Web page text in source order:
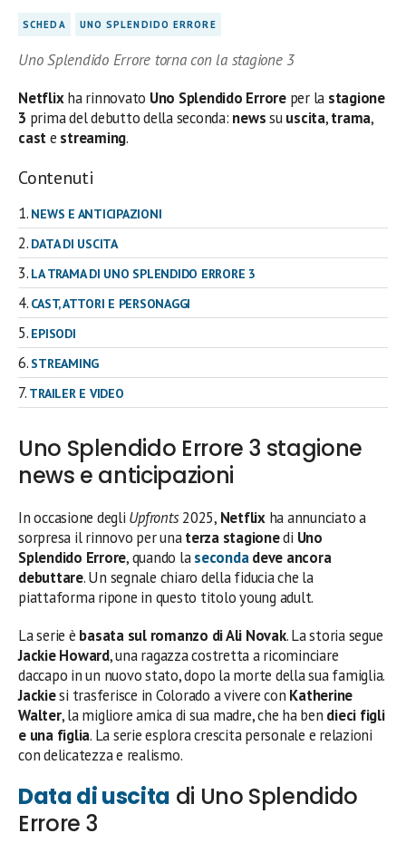
SCHEDA UNO SPLENDIDO ERRORE
Uno Splendido Errore torna con la stagione 3
Netflixha rinnovato Uno Splendido Erroreper la stagione
3 prima del debutto della seconda: newssuuscita,trama,
caste streaming.
Contenuti
NEWS E ANTICIPAZIONI
DATA DI USCITA
LA TRAMA DI UNO SPLENDIDO ERRORE 3
CAST, ATTORI E PERSONAGGI
EPISODI
STREAMING
TRAILER E VIDEO
Uno Splendido Errore 3 stagione
news e anticipazioni
In occasione degli Upfronts2025, Netflixha annunciato a
sorpresa il rinnovo per unaterza stagionedi Uno
Splendido Errore, quando lasecondadeve ancora
debuttare. Un segnale chiaro della fiducia che la
piattaforma ripone in questo titolo young adult.
La serie è basata sul romanzo di Ali Novak. La storia segue
Jackie Howard, una ragazza costretta a ricominciare
daccapo in un nuovo stato, dopo la morte della sua famiglia.
Jackiesi trasferisce in Colorado a vivere con Katherine
Walter, la migliore amica di sua madre, che ha ben dieci figli
e una figlia. La serie esplora crescita personale e relazioni
con delicatezza e realismo.
Data di uscita di Uno Splendido
Errore 3